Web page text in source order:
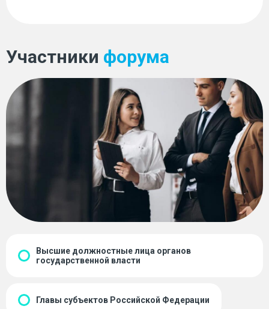
Участники форума
Высшие должностные лица органов
государственной власти
Главы субъектов Российской Федерации